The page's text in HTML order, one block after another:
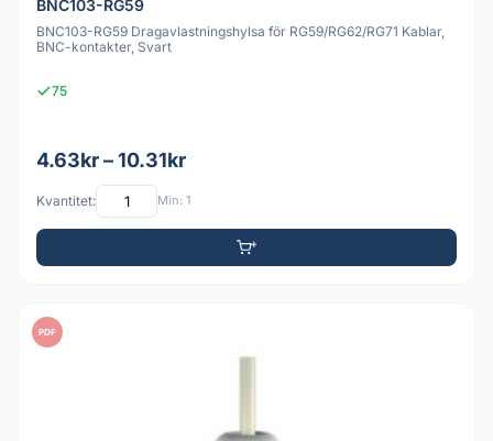
BNC103-RG59
BNC103-RG59 Dragavlastningshylsa för RG59/RG62/RG71 Kablar,
BNC-kontakter, Svart
75
4.63kr – 10.31kr
Kvantitet: Min: 1
PDF